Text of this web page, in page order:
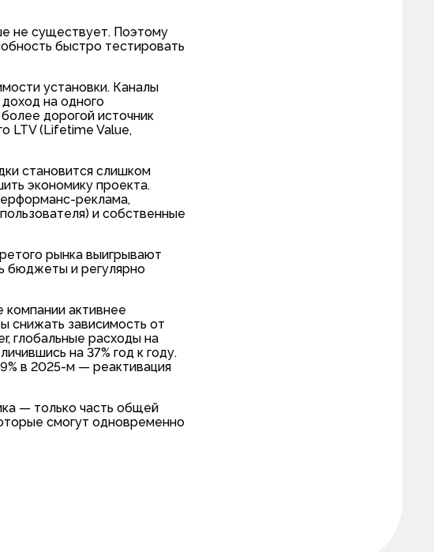
не существует. Поэтому
быстро тестировать
установки. Каналы
на одного
дорогой источник
LTV (Lifetime Value,
становится слишком
экономику проекта.
реклама,
и собственные
рынка выигрывают
бюджеты и регулярно
компании активнее
снижать зависимость от
глобальные расходы на
на 37% год к году.
в 2025-м — реактивация
— только часть общей
смогут одновременно